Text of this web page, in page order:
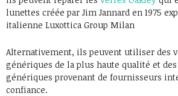
lunettes créée par Jim Jannard en 1975
italienne Luxottica Group Milan
Alternativement, ils peuvent utiliser des
génériques de la plus haute qualité et
génériques provenant de fournisseurs
confiance.